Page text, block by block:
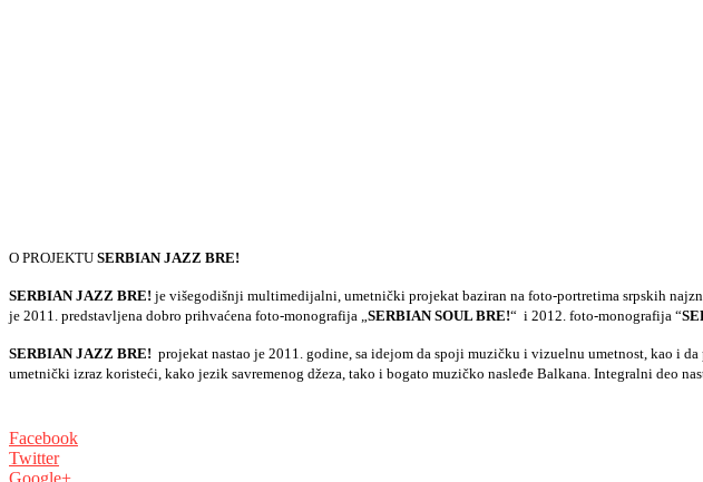
O PROJEKTU SERBIAN JAZZ BRE!
SERBIAN JAZZ BRE! je višegodišnji multimedijalni, umetnički projekat baziran na foto-portretima srpskih
je 2011. predstavljena dobro prihvaćena foto-monografija „ SERBIAN SOUL BRE!“ i 2012. foto-monografija “
SERBIAN JAZZ BRE! projekat nastao je 2011. godine, sa idejom da spoji muzičku i vizuelnu umetnost, kao i
umetnički izraz koristeći, kako jezik savremenog džeza, tako i bogato muzičko nasleđe Balkana. Integralni deo
Facebook
Twitter
Google+